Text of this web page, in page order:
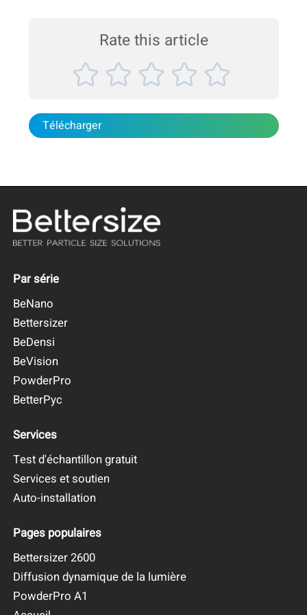
Un choix de confiance pour
Produits pharmaceutiquesles protéines et les polypeptides,
les produits chimiquesproduits chimiques,
Abrasifs.
est vivement recommandée :
Rate this article
Télécharger
Par série
BeNano
Bettersizer
BeDensi
BeVision
PowderPro
BetterPyc
Services
Test d'échantillon gratuit
Services et soutien
Auto-installation
Pages populaires
Bettersizer 2600
Diffusion dynamique de la lumière
PowderPro A1